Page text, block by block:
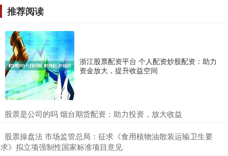
推荐阅读
浙江股票配资平台 个人配资炒股配资：助力
资金放大，提升收益空间
​股票是公司的吗 烟台期货配资：助力投资，放大收益
​股票操盘法 市场监管总局：征求《食用植物油散装运输卫生要
求》拟立项强制性国家标准项目意见